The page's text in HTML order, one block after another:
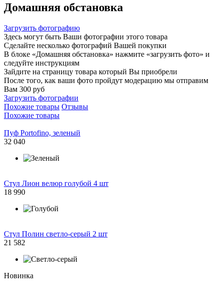
Домашняя обстановка
Загрузить фотографию
Здесь могут быть Ваши фотографии этого товара
Сделайте несколько фотографий Вашей покупки
В блоке «Домашняя обстановка» нажмите «загрузить фото» и
следуйте инструкциям
Зайдите на страницу товара который Вы приобрели
После того, как ваши фото пройдут модерацию мы отправим
Вам 300 руб
Загрузить фотографии
Похожие товары Отзывы
Похожие товары
Пуф Portofino, зеленый
32 040
Стул Лион велюр голубой 4 шт
18 990
Стул Полин светло-серый 2 шт
21 582
Новинка